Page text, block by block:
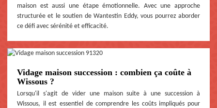
maison est aussi une étape émotionnelle. Avec une approche
structurée et le soutien de Wantestin Eddy, vous pourrez aborder
ce défi avec sérénité et efficacité.
Vidage maison succession : combien ça coûte à
Wissous ?
Lorsqu'il s'agit de vider une maison suite à une succession à
Wissous, il est essentiel de comprendre les coûts impliqués pour